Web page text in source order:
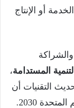
أو الإنتاج
المستدامة،
التقنيات أن
2030.